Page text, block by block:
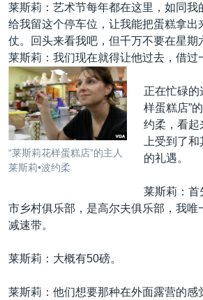
莱斯莉：艺术节每年都在这里，如同我
给我留这个停车位，让我能把蛋糕拿出
仗。回头来看我吧，但千万不要在星期
莱斯莉：我们现在就得让他过去，借过
“莱斯莉花样蛋糕店”的主人
莱斯莉•波约柔
正在忙碌的
样蛋糕店”
约柔，看起
上受到了
的礼遇。
莱斯莉：首
市乡村俱乐部，是高尔夫俱乐部，我唯
减速带。
莱斯莉：大概有50磅。
莱斯莉：他们想要那种在外面露营的感